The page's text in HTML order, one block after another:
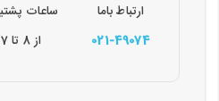
ارتباط باما
021-49074
ساعات
از 8 تا 17